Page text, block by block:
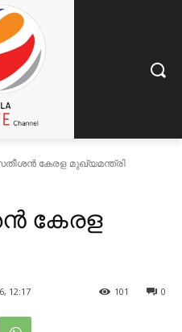
കേരള മുഖ്യമന്ത്രി
കേരള
12:17 0
101